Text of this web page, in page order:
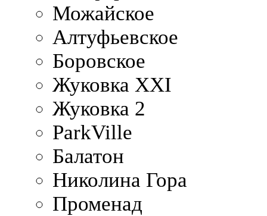
Можайское
Алтуфьевское
Боровское
Жуковка XXI
Жуковка 2
ParkVille
Балатон
Николина Гора
Променад